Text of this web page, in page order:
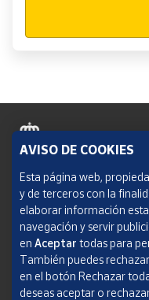
Política de cookies
Aviso legal
Condiciones del servicio
Política de Privacidad Web
AVISO DE COOKIES
Esta página web,
y de terceros con la
elaborar información
navegación y servir
en Aceptar todas para
También puedes
en el botón Rechazar
deseas aceptar o